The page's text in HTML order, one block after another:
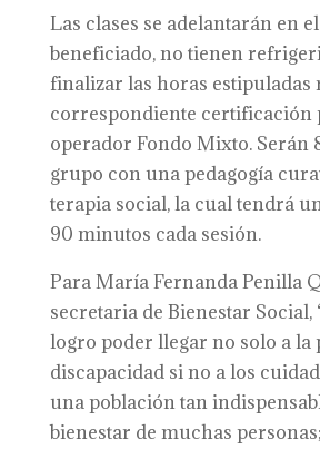
Las clases se adelantarán en
beneficiado, no tienen
finalizar las horas estipuladas
correspondiente certificación
operador Fondo Mixto. Serán
grupo con una pedagogía
terapia social, la cual tendrá
90 minutos cada sesión.
Para María Fernanda Penilla
secretaria de Bienestar Social,
logro poder llegar no solo a la
discapacidad si no a los
una población tan
bienestar de muchas